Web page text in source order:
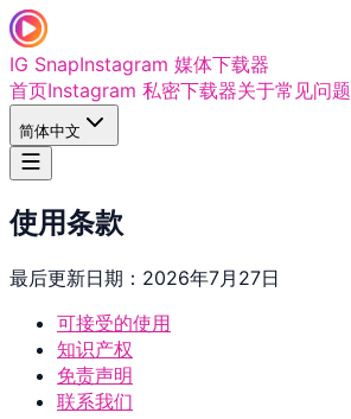
IG SnapInstagram 媒体下载器
首页Instagram 私密下载器关于常见问题
简体中文
使用条款
最后更新日期：2026年7月27日
可接受的使用
知识产权
免责声明
联系我们